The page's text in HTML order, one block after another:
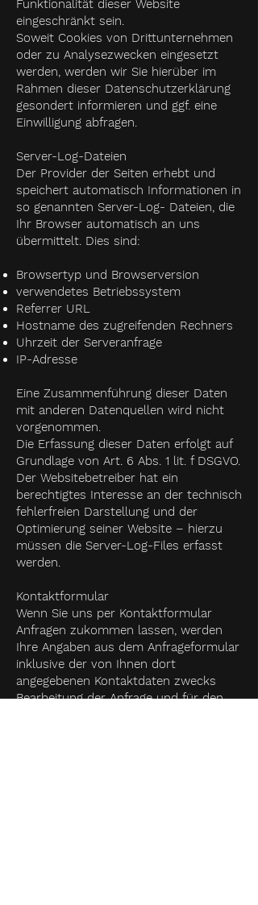
Funktionalität dieser Website
eingeschränkt sein.
Soweit Cookies von Drittunternehmen
oder zu Analysezwecken eingesetzt
werden, werden wir Sie hierüber im
Rahmen dieser Datenschutzerklärung
gesondert informieren und ggf. eine
Einwilligung abfragen.
Server-Log-Dateien
Der Provider der Seiten erhebt und
speichert automatisch Informationen in
so genannten Server-Log- Dateien, die
Ihr Browser automatisch an uns
übermittelt. Dies sind:
Browsertyp und Browserversion
verwendetes Betriebssystem
Referrer URL
Hostname des zugreifenden Rechners
Uhrzeit der Serveranfrage
IP-Adresse
Eine Zusammenführung dieser Daten
mit anderen Datenquellen wird nicht
vorgenommen.
Die Erfassung dieser Daten erfolgt auf
Grundlage von Art. 6 Abs. 1 lit. f DSGVO.
Der Websitebetreiber hat ein
berechtigtes Interesse an der technisch
fehlerfreien Darstellung und der
Optimierung seiner Website – hierzu
müssen die Server-Log-Files erfasst
werden.
Kontaktformular
Wenn Sie uns per Kontaktformular
Anfragen zukommen lassen, werden
Ihre Angaben aus dem Anfrageformular
inklusive der von Ihnen dort
angegebenen Kontaktdaten zwecks
Bearbeitung der Anfrage und für den